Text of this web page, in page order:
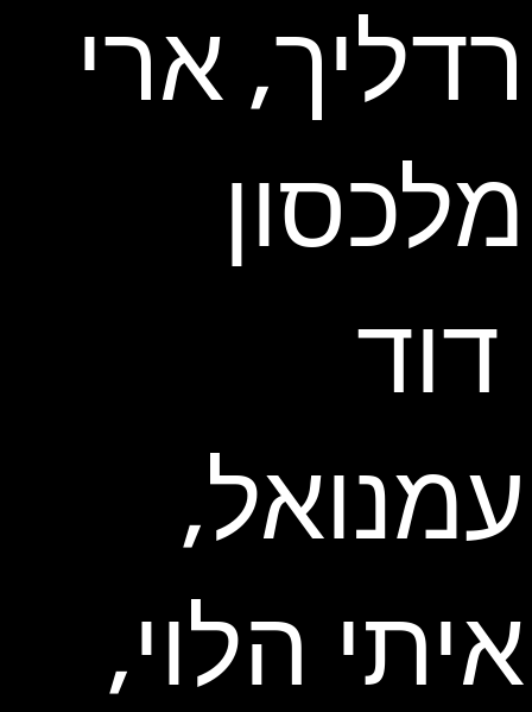
רדליך, ארי
מלכסון
דוד
עמנואל,
איתי הלוי,